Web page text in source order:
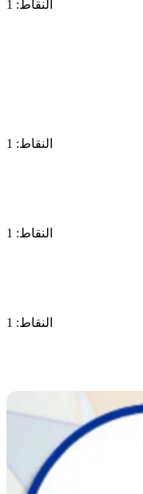
النقاط: 1
النقاط: 1
النقاط: 1
النقاط: 1